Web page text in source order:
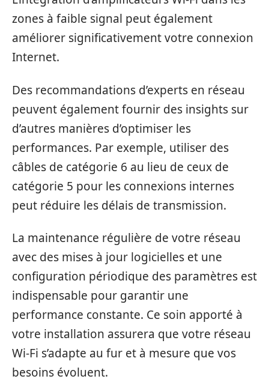
zones à faible signal peut également
améliorer significativement votre connexion
Internet.
Des recommandations d’experts en réseau
peuvent également fournir des insights sur
d’autres manières d’optimiser les
performances. Par exemple, utiliser des
câbles de catégorie 6 au lieu de ceux de
catégorie 5 pour les connexions internes
peut réduire les délais de transmission.
La maintenance régulière de votre réseau
avec des mises à jour logicielles et une
configuration périodique des paramètres est
indispensable pour garantir une
performance constante. Ce soin apporté à
votre installation assurera que votre réseau
Wi-Fi s’adapte au fur et à mesure que vos
besoins évoluent.